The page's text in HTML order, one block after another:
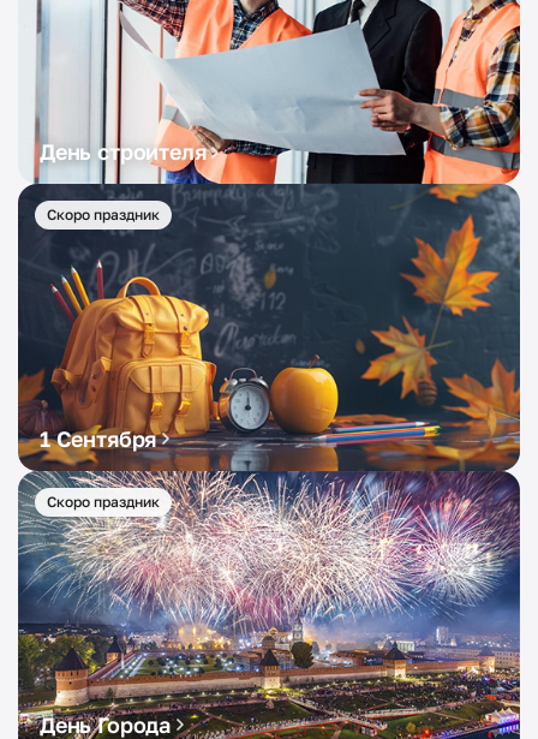
День строителя
Скоро праздник
1 Сентября
Скоро праздник
День Города